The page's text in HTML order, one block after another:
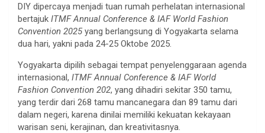
DIY dipercaya menjadi tuan rumah perhelatan internasional
bertajuk ITMF Annual Conference & IAF World Fashion
Convention 2025yang berlangsung di Yogyakarta selama
dua hari, yakni pada 24-25 Oktobe 2025.
Yogyakarta dipilih sebagai tempat penyelenggaraan agenda
internasional, ITMF Annual Conference & IAF World
Fashion Convention 202, yang dihadiri sekitar 350 tamu,
yang terdir dari 268 tamu mancanegara dan 89 tamu dari
dalam negeri, karena dinilai memiliki kekuatan kekayaan
warisan seni, kerajinan, dan kreativitasnya.